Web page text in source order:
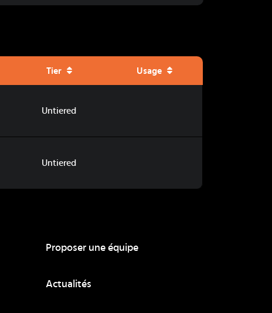
Tier Usage
Untiered
Untiered
Proposer une équipe
Actualités